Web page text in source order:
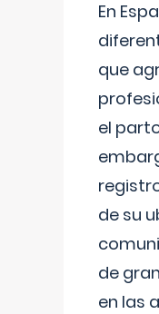
En
que
el
de su
de
en las